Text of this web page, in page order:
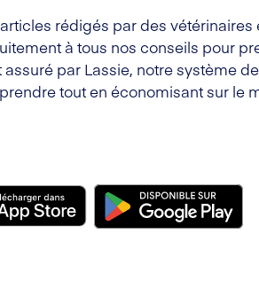
rédigés par des
à tous nos conseils pour
par Lassie, notre système
tout en économisant sur le